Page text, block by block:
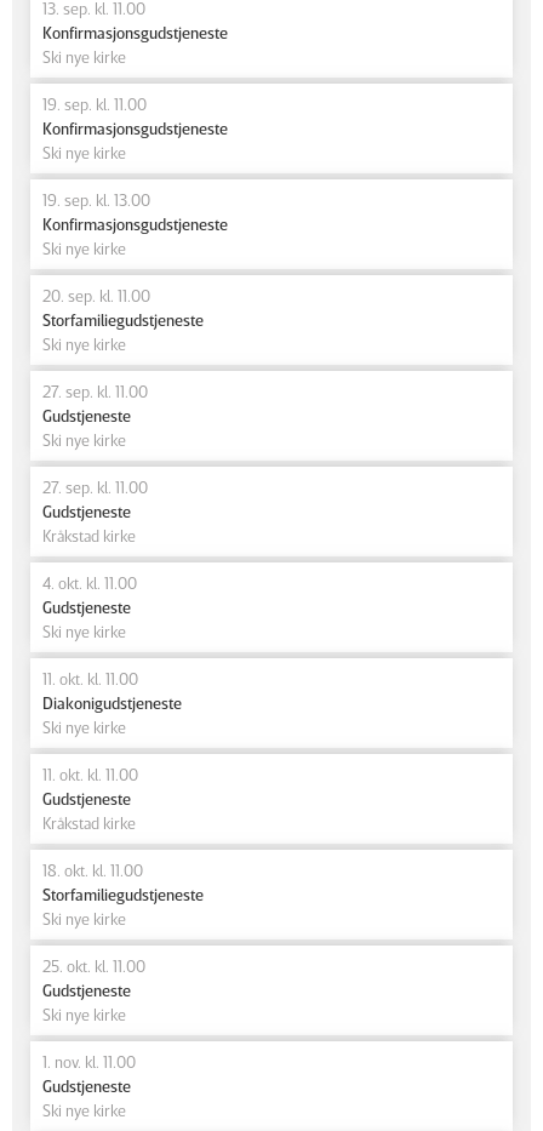
13. sep. kl. 11.00
Konfirmasjonsgudstjeneste
Ski nye kirke
19. sep. kl. 11.00
Konfirmasjonsgudstjeneste
Ski nye kirke
19. sep. kl. 13.00
Konfirmasjonsgudstjeneste
Ski nye kirke
20. sep. kl. 11.00
Storfamiliegudstjeneste
Ski nye kirke
27. sep. kl. 11.00
Gudstjeneste
Ski nye kirke
27. sep. kl. 11.00
Gudstjeneste
Kråkstad kirke
4. okt. kl. 11.00
Gudstjeneste
Ski nye kirke
11. okt. kl. 11.00
Diakonigudstjeneste
Ski nye kirke
11. okt. kl. 11.00
Gudstjeneste
Kråkstad kirke
18. okt. kl. 11.00
Storfamiliegudstjeneste
Ski nye kirke
25. okt. kl. 11.00
Gudstjeneste
Ski nye kirke
1. nov. kl. 11.00
Gudstjeneste
Ski nye kirke